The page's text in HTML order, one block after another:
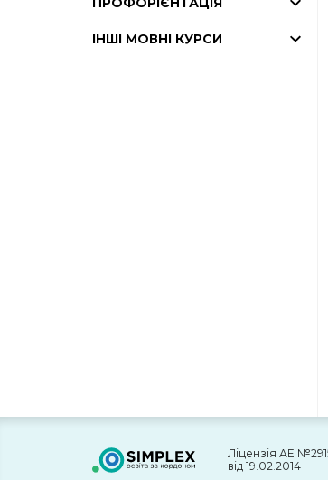
ІНШІ МОВНІ КУРСИ
Ліцензія АЕ
від 19.02.2014